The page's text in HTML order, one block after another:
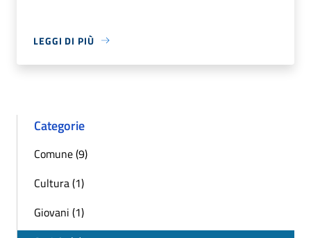
LEGGI DI PIÙ
Categorie
Comune (9)
Cultura (1)
Giovani (1)